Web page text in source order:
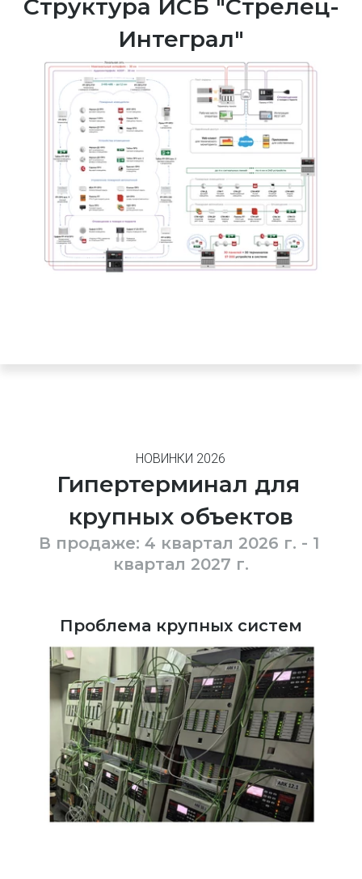
Структура ИСБ "Стрелец-
Интеграл"
НОВИНКИ 2026
Гипертерминал для
крупных объектов
В продаже: 4 квартал 2026 г. - 1
квартал 2027 г.
Проблема крупных систем